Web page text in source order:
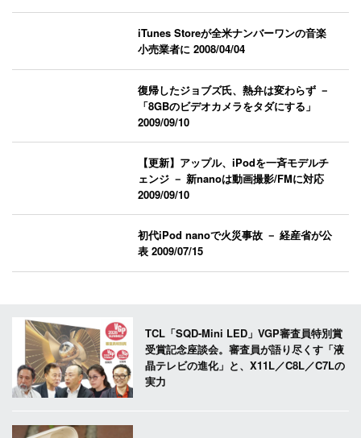
iTunes Storeが全米ナンバーワンの音楽
小売業者に2008/04/04
復帰したジョブズ氏、熱弁は変わらず －
「8GBのビデオカメラをタダにする」
2009/09/10
【更新】アップル、iPodを一斉モデルチ
ェンジ － 新nanoは動画撮影/FMに対応
2009/09/10
初代iPod nanoで火災事故 － 経産省が公
表2009/07/15
TCL「SQD-Mini LED」VGP審査員特別賞
受賞記念座談会。審査員が語り尽くす「液
晶テレビの進化」と、X11L／C8L／C7Lの
実力